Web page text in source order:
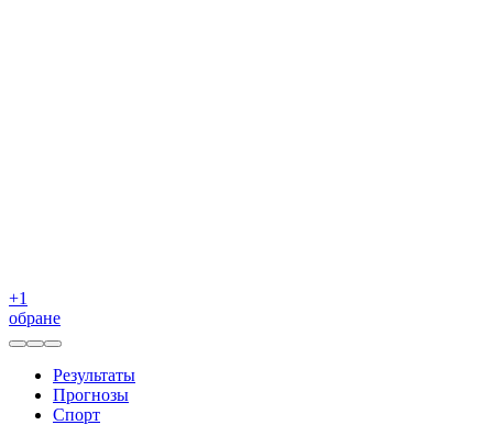
+1
обране
Результаты
Прогнозы
Спорт